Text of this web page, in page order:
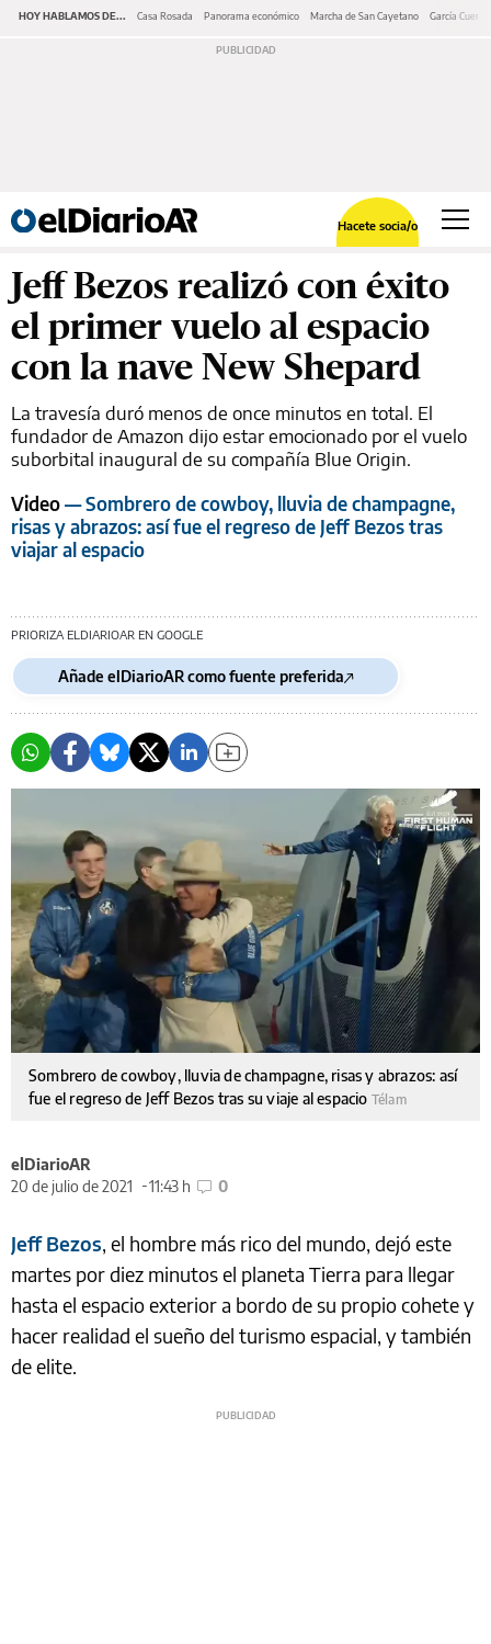
HOY HABLAMOS DE... Casa Rosada Panorama económico Marcha de San Cayetano García Cuerva
Hacete socia/o
Jeff Bezos realizó con éxito
el primer vuelo al espacio
con la nave New Shepard
La travesía duró menos de once minutos en total. El
fundador de Amazon dijo estar emocionado por el vuelo
suborbital inaugural de su compañía Blue Origin.
Video— Sombrero de cowboy, lluvia de champagne,
risas y abrazos: así fue el regreso de Jeff Bezos tras
viajar al espacio
PRIORIZA ELDIARIOAR EN GOOGLE
Añade elDiarioAR como fuente preferida
Sombrero de cowboy, lluvia de champagne, risas y abrazos: así
fue el regreso de Jeff Bezos tras su viaje al espacio Télam
elDiarioAR
20 de julio de 2021
11:43 h 0
Jeff Bezos, el hombre más rico del mundo, dejó este
martes por diez minutos el planeta Tierra para llegar
hasta el espacio exterior a bordo de su propio cohete y
hacer realidad el sueño del turismo espacial, y también
de elite.